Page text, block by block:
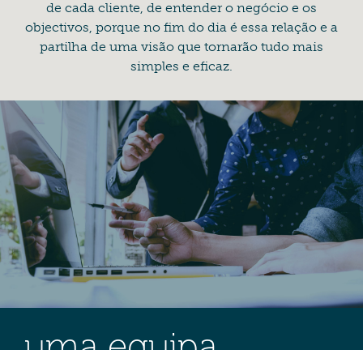
de cada cliente, de entender o negócio e os
objectivos, porque no fim do dia é essa relação e a
partilha de uma visão que tornarão tudo mais
simples e eficaz.